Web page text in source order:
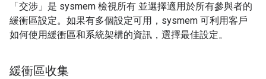
「交涉」是 sysmem 檢視所有 並選擇適用於所有參與者的
緩衝區設定。如果有多個設定可用，sysmem 可利用客戶
如何使用緩衝區和系統架構的資訊，選擇最佳設定。
緩衝區收集